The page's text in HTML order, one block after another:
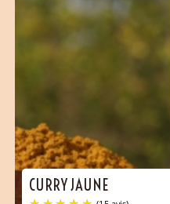
CURRY JAUNE